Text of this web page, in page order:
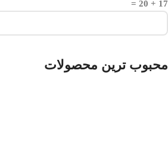
17 + 20 =
محبوب ترین محصولات